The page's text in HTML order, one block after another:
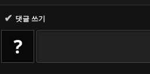
✔ 댓글 쓰기
?